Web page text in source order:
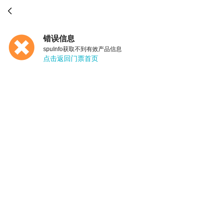

错误信息
spuInfo获取不到有效产品信息
点击返回门票首页